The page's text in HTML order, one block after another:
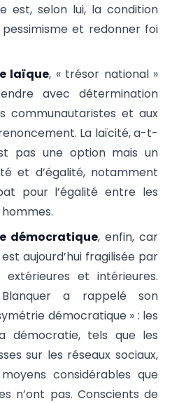
est, selon lui, la condition
et redonner foi
laïque, « trésor national »
avec détermination
communautaristes et aux
La laïcité, a-t-
pas une option mais un
et d’égalité, notamment
pour l’égalité entre les
démocratique, enfin, car
aujourd’hui fragilisée par
et intérieures.
a rappelé son
démocratique » : les
démocratie, tels que les
sur les réseaux sociaux,
considérables que
n’ont pas. Conscients de